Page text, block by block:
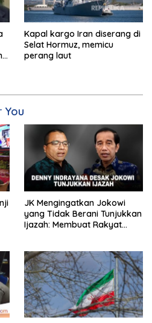
Kapal kargo Iran diserang di
Selat Hormuz, memicu
perang laut
You
JK Mengingatkan Jokowi
yang Tidak Berani Tunjukkan
Ijazah: Membuat Rakyat